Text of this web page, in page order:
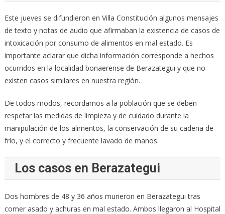
Este jueves se difundieron en Villa Constitución algunos mensajes
de texto y notas de audio que afirmaban la existencia de casos de
intoxicación por consumo de alimentos en mal estado. Es
importante aclarar que dicha información corresponde a hechos
ocurridos en la localidad bonaerense de Berazategui y que no
existen casos similares en nuestra región.
De todos modos, recordamos a la población que se deben
respetar las medidas de limpieza y de cuidado durante la
manipulación de los alimentos, la conservación de su cadena de
frío, y el correcto y frecuente lavado de manos.
Los casos en Berazategui
Dos hombres de 48 y 36 años murieron en Berazategui tras
comer asado y achuras en mal estado. Ambos llegaron al Hospital